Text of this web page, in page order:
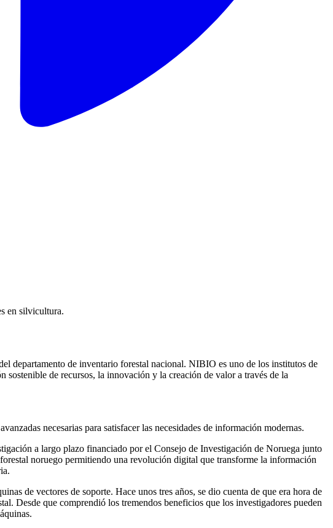
en silvicultura.
departamento de inventario forestal nacional. NIBIO es uno de los institutos de
de recursos, la innovación y la creación de valor a través de la
necesarias para satisfacer las necesidades de información modernas.
a largo plazo financiado por el Consejo de Investigación de Noruega junto
noruego permitiendo una revolución digital que transforme la información
de vectores de soporte. Hace unos tres años, se dio cuenta de que era hora de
Desde que comprendió los tremendos beneficios que los investigadores pueden